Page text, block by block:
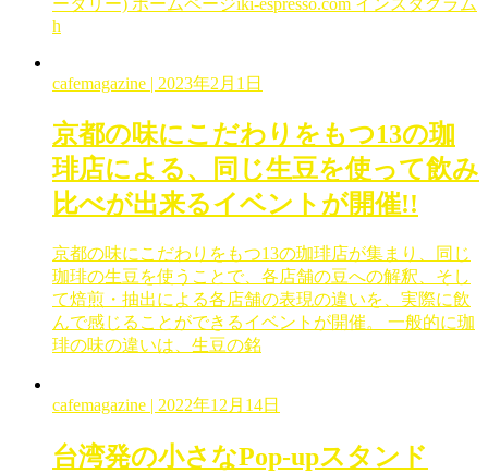
h
cafemagazine | 2023年2月1日
京都の味にこだわりをもつ13の珈
琲店による、同じ生豆を使って飲み
比べが出来るイベントが開催!!
京都の味にこだわりをもつ13の珈琲店が集まり、同じ
珈琲の生豆を使うことで、各店舗の豆への解釈、そし
て焙煎・抽出による各店舗の表現の違いを、実際に飲
んで感じることができるイベントが開催。 一般的に珈
琲の味の違いは、生豆の銘
cafemagazine | 2022年12月14日
台湾発の小さなPop-upスタンド